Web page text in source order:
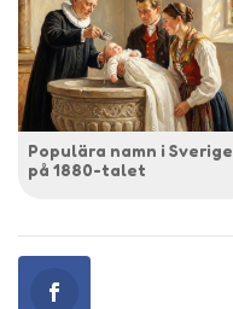
Populära namn i Sverige
på 1880-talet